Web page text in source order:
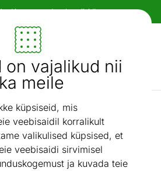
on vajalikud nii
meile
küpsiseid, mis
veebisaidil korralikult
valikulised küpsised, et
veebisaidi sirvimisel
ja kuvada teie
ja mugavad makseviisid!
- ON24
AI otsing
/ Kirjutuslaud Polly